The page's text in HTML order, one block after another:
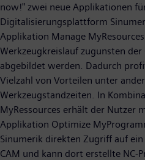
now!" zwei neue Applikationen
Digitalisierungsplattform
Applikation Manage
Werkzeugkreislauf zugunsten der
abgebildet werden. Dadurch
Vielzahl von Vorteilen unter
Werkzeugstandzeiten. In
MyRessources erhält der Nutzer
Applikation Optimize
Sinumerik direkten Zugriff auf
CAM und kann dort erstellte NC-